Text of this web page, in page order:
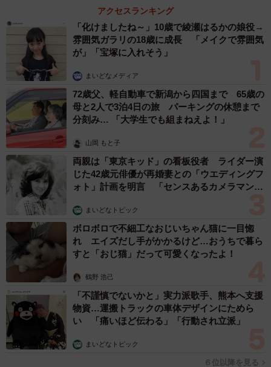
アクセスランキング
「化けましたね～」10歳で綾瀬はるかの娘役→
雰囲気ガラリの18歳に成長 「メイクで雰囲気
が」「宝塚に入れそう」
まいどなメディア
72歳父、軽自動車で新潟から四国まで 65歳の
母と2人で3泊4日の旅 パーキングの休憩まで
分刻み… 「大学生でも組まねえよ！」
山岡 もと子
両親は「東京キッド」の看板役者 ライダー演
じた42歳元俳優が再婚妻との「ウエディングフ
ォト」計画を明言 「センスあるカメラマン求
まいどなトピック
ボロボロで不細工なおじいちゃん猫に一目惚
れ エイズだし手がかかるけど…おうちで暮ら
すと「おじ猫」だって可愛くなったよ！
鶴野 浩己
「不謹慎でないかと」実力派歌手、熊本へ支援
物資…運搬トラックの車体デザインにためら
い 「痛いほど伝わる」「行動され立派」
まいどなトピック
６位以降を見る